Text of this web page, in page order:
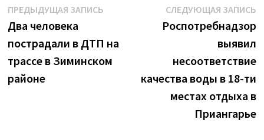
Навигация
по
записям
ПРЕДЫДУЩАЯ ЗАПИСЬПредыдущая
Два человека
пострадали в ДТП на
трассе в Зиминском
районе
СЛЕДУЮЩАЯ ЗАПИСЬ
Роспотребнадзор
выявил
несоответствие
качества воды в 18-ти
местах отдыха в
Приангарье